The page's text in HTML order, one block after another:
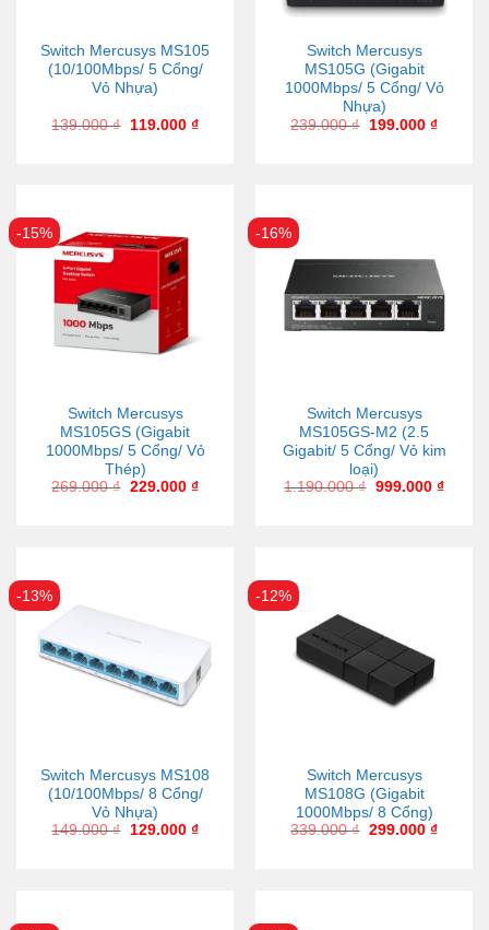
Switch Mercusys MS105
(10/100Mbps/ 5 Cổng/
Vỏ Nhựa)
139.000₫ 119.000 ₫
Switch Mercusys
MS105G (Gigabit
1000Mbps/ 5 Cổng/ Vỏ
Nhựa)
239.000₫ 199.000 ₫
-15%
Switch Mercusys
MS105GS (Gigabit
1000Mbps/ 5 Cổng/ Vỏ
Thép)
269.000₫ 229.000 ₫
-16%
Switch Mercusys
MS105GS-M2 (2.5
Gigabit/ 5 Cổng/ Vỏ kim
loại)
1.190.000₫ 999.000 ₫
-13%
Switch Mercusys MS108
(10/100Mbps/ 8 Cổng/
Vỏ Nhựa)
149.000₫ 129.000 ₫
-12%
Switch Mercusys
MS108G (Gigabit
1000Mbps/ 8 Cổng)
339.000₫ 299.000 ₫